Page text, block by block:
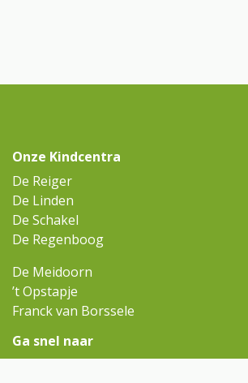
Onze Kindcentra
De Reiger
De Linden
De Schakel
De Regenboog
De Meidoorn
’t Opstapje
Franck van Borssele
Ga snel naar